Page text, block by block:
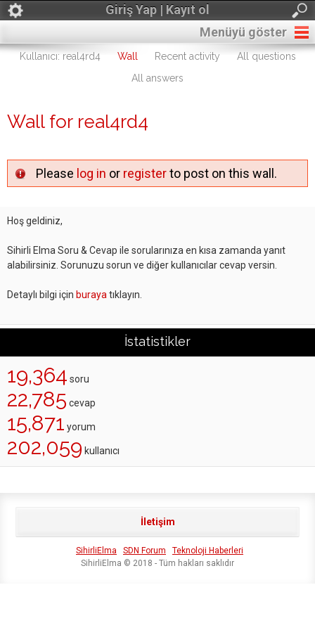
Giriş Yap | Kayıt ol
Menüyü göster
Kullanıcı: real4rd4 Wall Recent activity
All questions
All answers
Wall for real4rd4
Please log in or registerto post on this wall.
Hoş geldiniz,
Sihirli Elma Soru & Cevap ile sorularınıza en kısa zamanda yanıt
alabilirsiniz. Sorunuzu sorun ve diğer kullanıcılar cevap versin.
Detaylı bilgi için buraya tıklayın.
İstatistikler
19,364 soru
22,785 cevap
15,871 yorum
202,059 kullanıcı
İletişim
SihirliElma SDN Forum
Teknoloji Haberleri
SihirliElma © 2018 - Tüm hakları saklıdır